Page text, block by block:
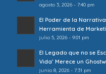
agosto 3, 2026 - 7:40 pm
El Poder de la
Herramienta de
julio 5, 2026 - 9:01 pm
El Legado que no se
Vida’ Merece un
junio 8, 2026 - 7:31 pm